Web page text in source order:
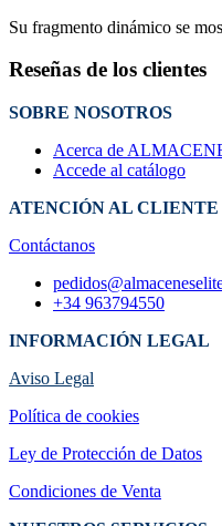
Su fragmento dinámico se
Reseñas de los clientes
SOBRE NOSOTROS
Acerca de
Accede al catálogo
ATENCIÓN AL CLIENTE
Contáctanos
+34 963794550
INFORMACIÓN LEGAL
Aviso Legal
Política de cookies
Ley de Protección de Datos
Condiciones de Venta